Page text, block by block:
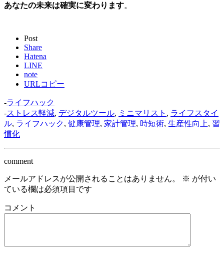
あなたの未来は確実に変わります。
Post
Share
Hatena
LINE
note
URLコピー
-ライフハック
-ストレス軽減, デジタルツール, ミニマリスト , ライフスタイ
ル, ライフハック, 健康管理, 家計管理, 時短術, 生産性向上, 習
慣化
comment
メールアドレスが公開されることはありません。 ※ が付い
ている欄は必須項目です
コメント